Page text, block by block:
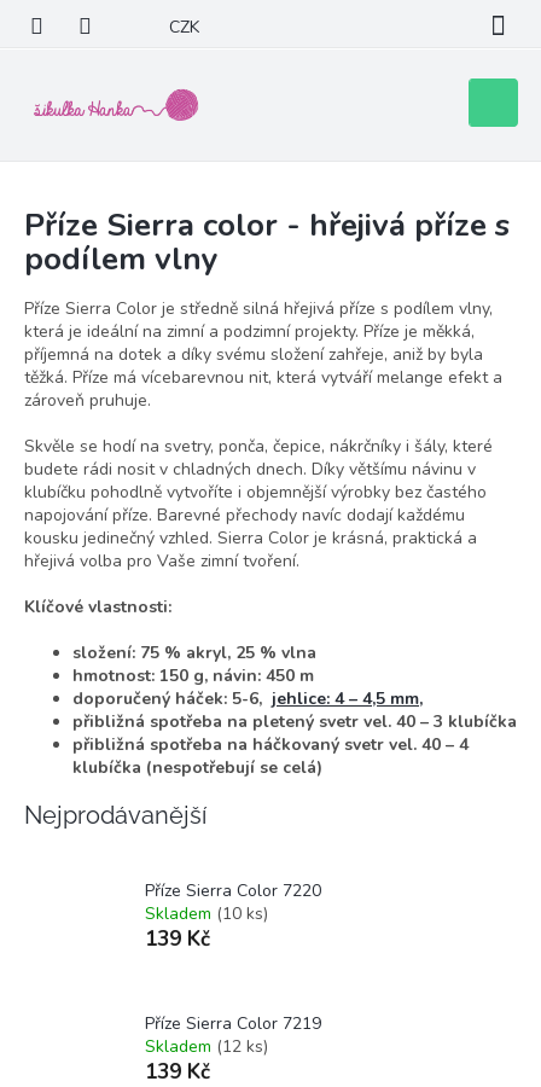
obsah
CZK
košík
Příze Sierra color - hřejivá příze s
podílem vlny
Příze Sierra Color je středně silná hřejivá příze s podílem vlny,
která je ideální na zimní a podzimní projekty. Příze je měkká,
příjemná na dotek a díky svému složení zahřeje, aniž by byla
těžká. Příze má vícebarevnou nit, která vytváří melange efekt a
zároveň pruhuje.
Skvěle se hodí na svetry, ponča, čepice, nákrčníky i šály, které
budete rádi nosit v chladných dnech. Díky většímu návinu v
klubíčku pohodlně vytvoříte i objemnější výrobky bez častého
napojování příze. Barevné přechody navíc dodají každému
kousku jedinečný vzhled. Sierra Color je krásná, praktická a
hřejivá volba pro Vaše zimní tvoření.
Klíčové vlastnosti:
složení: 75 % akryl, 25 % vlna
hmotnost: 150 g, návin: 450 m
doporučený háček: 5-6, jehlice: 4 – 4,5 mm,
přibližná spotřeba na pletený svetr vel. 40 – 3 klubíčka
přibližná spotřeba na háčkovaný svetr vel. 40 – 4
klubíčka (nespotřebují se celá)
Nejprodávanější
Příze Sierra Color 7220
Skladem (10 ks)
139 Kč
Příze Sierra Color 7219
Skladem (12 ks)
139 Kč